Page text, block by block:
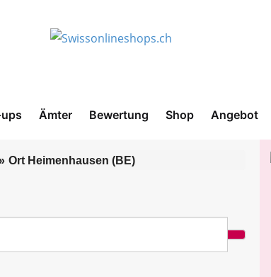
Ämter Bewertung Shop Angebot
Ort Heimenhausen (BE)